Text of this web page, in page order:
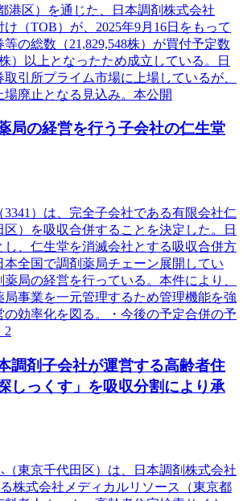
港区）を通じた、日本調剤株式会社
け（TOB）が、2025年9月16日をもって
の総数（21,829,548株）が買付予定数
）以上となったため成立している。日
引所プライム市場に上場しているが、
場廃止となる見込み。本公開
局の経営を行う子会社の仁生堂
3341）は、完全子会社である有限会社仁
）を吸収合併することを決定した。日
し、仁生堂を消滅会社とする吸収合併方
全国で調剤薬局チェーン展開してい
局の経営を行っている。本件により、
局事業を一元管理するため管理機能を強
の効率化を図る。・今後の予定合併の予
2
調剤子会社が運営する高齢者住
しっくす」を吸収分割により承
東京千代田区）は、日本調剤株式会社
株式会社メディカルリソース（東京都